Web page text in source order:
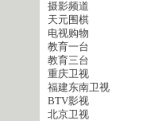
摄影频道
天元围棋
电视购物
教育一台
教育三台
重庆卫视
福建东南卫视
BTV影视
北京卫视